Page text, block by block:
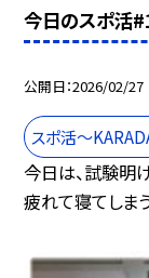
今日のスポ活
公開日 2026/02/27
スポ活～
今日は、試験明
疲れて寝てしま